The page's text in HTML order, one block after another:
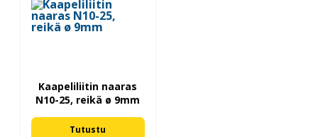
Kaapeliliitin naaras
N10-25, reikä ø 9mm
Tutustu